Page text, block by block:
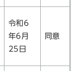
令和6
年6月
25日
同意